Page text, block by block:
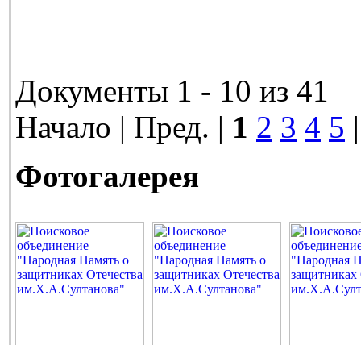
Документы 1 - 10 из 41
Начало | Пред. | 1 2 3 4 5
Фотогалерея